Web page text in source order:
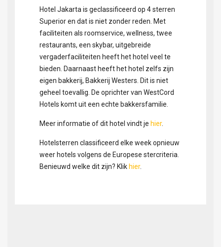
Hotel Jakarta is geclassificeerd op 4 sterren
Superior en dat is niet zonder reden. Met
faciliteiten als roomservice, wellness, twee
restaurants, een skybar, uitgebreide
vergaderfaciliteiten heeft het hotel veel te
bieden. Daarnaast heeft het hotel zelfs zijn
eigen bakkerij, Bakkerij Westers. Dit is niet
geheel toevallig. De oprichter van WestCord
Hotels komt uit een echte bakkersfamilie.
Meer informatie of dit hotel vindt je hier.
Hotelsterren classificeerd elke week opnieuw
weer hotels volgens de Europese stercriteria.
Benieuwd welke dit zijn? Klik hier.